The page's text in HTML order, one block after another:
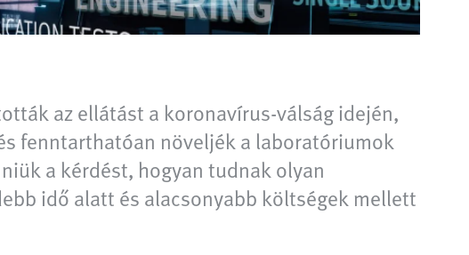
az ellátást a koronavírus-válság idején,
fenntarthatóan növeljék a laboratóriumok
a kérdést, hogyan tudnak olyan
idő alatt és alacsonyabb költségek mellett